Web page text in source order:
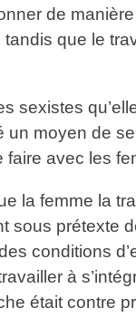
de
que le
sexistes
moyen de
faire avec les
la femme la
sous prétexte
conditions
à
était contre